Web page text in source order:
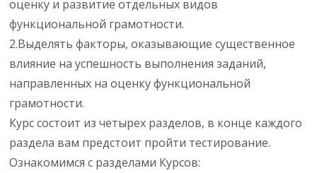
оценку и развитие отдельных видов
функциональной грамотности.
2.Выделять факторы, оказывающие существенное
влияние на успешность выполнения заданий,
направленных на оценку функциональной
грамотности.
Курс состоит из четырех разделов, в конце каждого
раздела вам предстоит пройти тестирование.
Ознакомимся с разделами Курсов: